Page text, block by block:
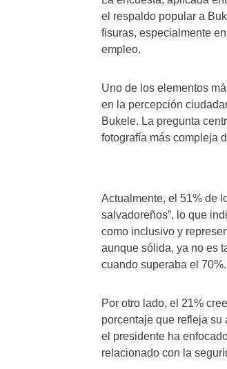
el respaldo popular a
fisuras, especialmente
empleo.
Uno de los elementos
en la percepción
Bukele. La pregunta
fotografía más compleja
Actualmente, el 51% de
salvadoreños”, lo que
como inclusivo y
aunque sólida, ya no es
cuando superaba el 70%.
Por otro lado, el 21%
porcentaje que refleja su
el presidente ha
relacionado con la